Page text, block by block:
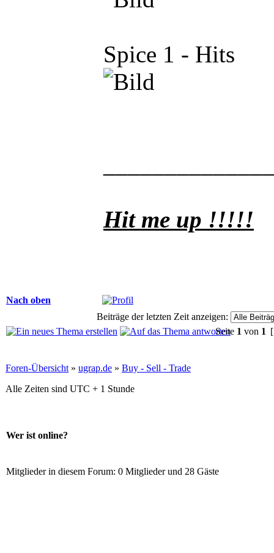
Spice 1 - Hits
Hit me up !!!!!
Nach oben
Beiträge der letzten Zeit anzeigen:
Seite 1 von 1
Foren-Übersicht » ugrap.de » Buy - Sell - Trade
Alle Zeiten sind UTC + 1 Stunde
Wer ist online?
Mitglieder in diesem Forum: 0 Mitglieder und 28 Gäste